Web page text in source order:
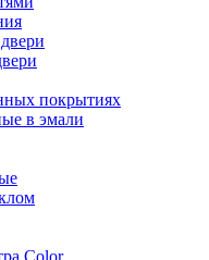
покрытиях
в эмали
Color